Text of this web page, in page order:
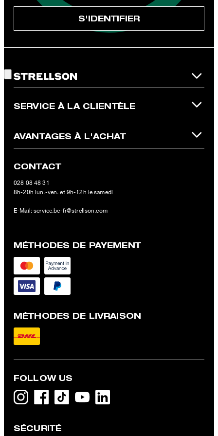
unsubscribe@strellson.comretirer.
* Champ obligatoire
en aucun cas être échangé contre de l‘argent. En cas de retour,
boutique en ligne s‘appliquent.
S'IDENTIFIER
SERVICE À LA CLIENTÈLE
AVANTAGES À L'ACHAT
CONTACT
028 08 48 31
8h-20h lun.-ven. et 9h-12h le samedi
E-Mail:service.be-fr@strellson.com
MÉTHODES DE PAYEMENT
MÉTHODES DE LIVRAISON
FOLLOW US
SÉCURITÉ